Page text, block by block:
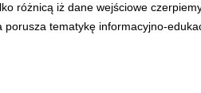
różnicą iż dane wejściowe
tematykę informacyjno-